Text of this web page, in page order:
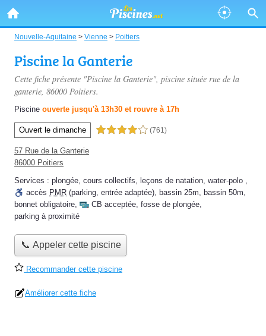
Nouvelle-Aquitaine > Vienne > Poitiers
Piscine la Ganterie
Cette fiche présente "Piscine la Ganterie", piscine située rue de la
ganterie, 86000 Poitiers.
Piscine ouverte jusqu'à 13h30 et rouvre à 17h
Ouvert le dimanche 4,0 étoiles sur 5 (761)
57 Rue de la Ganterie
86000 Poitiers
Services : plongée, cours collectifs, leçons de natation, water-polo ,
accès PMR (parking, entrée adaptée), bassin 25m, bassin 50m,
bonnet obligatoire, CB acceptée, fosse de plongée,
parking à proximité
📞 Appeler cette piscine
Recommander cette piscine
Améliorer cette fiche